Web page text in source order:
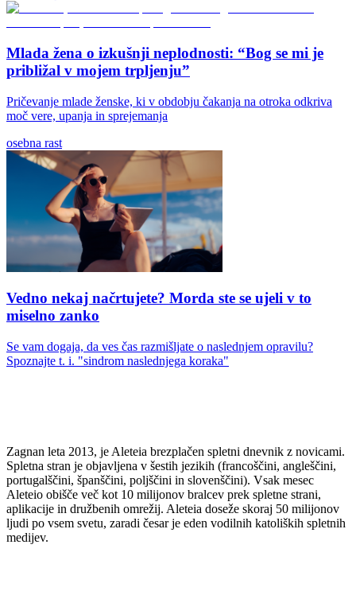
Mlada žena o izkušnji neplodnosti: “Bog se mi je
približal v mojem trpljenju”
Pričevanje mlade ženske, ki v obdobju čakanja na otroka odkriva
moč vere, upanja in sprejemanja
osebna rast
Vedno nekaj načrtujete? Morda ste se ujeli v to
miselno zanko
Se vam dogaja, da ves čas razmišljate o naslednjem opravilu?
Spoznajte t. i. "sindrom naslednjega koraka"
Zagnan leta 2013, je Aleteia brezplačen spletni dnevnik z novicami.
Spletna stran je objavljena v šestih jezikih (francoščini, angleščini,
portugalščini, španščini, poljščini in slovenščini). Vsak mesec
Aleteio obišče več kot 10 milijonov bralcev prek spletne strani,
aplikacije in družbenih omrežij. Aleteia doseže skoraj 50 milijonov
ljudi po vsem svetu, zaradi česar je eden vodilnih katoliških spletnih
medijev.